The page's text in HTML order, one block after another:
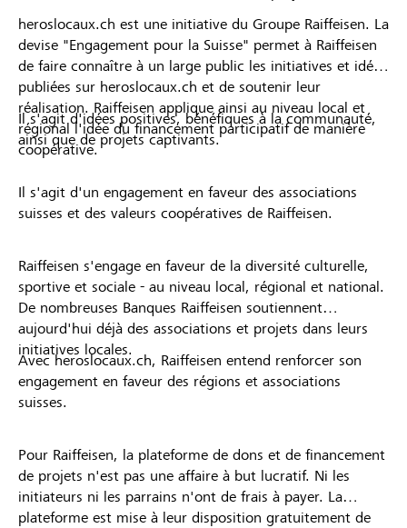
heroslocaux.ch est une initiative du Groupe Raiffeisen. La
devise "Engagement pour la Suisse" permet à Raiffeisen
de faire connaître à un large public les initiatives et idées
publiées sur heroslocaux.ch et de soutenir leur
réalisation. Raiffeisen applique ainsi au niveau local et
régional l'idée du financement participatif de manière
coopérative.
Il s'agit d'idées positives, bénéfiques à la communauté,
ainsi que de projets captivants.
Il s'agit d'un engagement en faveur des associations
suisses et des valeurs coopératives de Raiffeisen.
Raiffeisen s'engage en faveur de la diversité culturelle,
sportive et sociale - au niveau local, régional et national.
De nombreuses Banques Raiffeisen soutiennent
aujourd'hui déjà des associations et projets dans leurs
initiatives locales.
Avec heroslocaux.ch, Raiffeisen entend renforcer son
engagement en faveur des régions et associations
suisses.
Pour Raiffeisen, la plateforme de dons et de financement
de projets n'est pas une affaire à but lucratif. Ni les
initiateurs ni les parrains n'ont de frais à payer. La
plateforme est mise à leur disposition gratuitement de